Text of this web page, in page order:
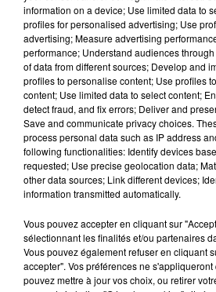
23 juillet 2026
INCENDIE MORTEL À LENS
SON BÉBÉ ENTRE LA VIE ET
Un homme s'est immolé par
aspergé sa compagne et leur
d'un liquide inflammable.
UNE ADOLESCENTE
OPÉRER DE LA CHEVILLE
La famille a porté plainte
reconnu sa responsabilité et
information on a device; Use limited data to
profiles for personalised advertising; Use
advertising; Measure advertising
performance; Understand audiences
of data from different sources; Develop and
profiles to personalise content; Use profiles
content; Use limited data to select content;
detect fraud, and fix errors; Deliver and
Save and communicate privacy choices.
process personal data such as IP address
following functionalities: Identify devices
requested; Use precise geolocation data;
other data sources; Link different devices;
information transmitted automatically.
Vous pouvez accepter en cliquant sur
sélectionnant les finalités et/ou partenaires
Vous pouvez également refuser en cliquant
accepter". Vos préférences ne
pouvez mettre à jour vos choix, ou retirer